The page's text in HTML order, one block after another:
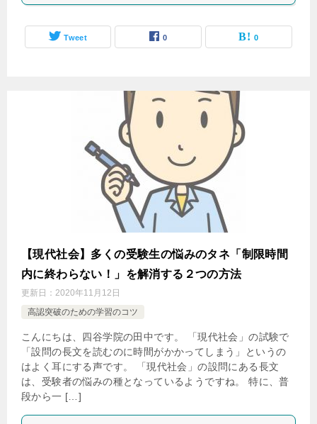
Tweet 0 0
【現代社会】多くの受験生の悩みのタネ「制限時間
内に終わらない！」を解消する２つの方法
更新日： 2020年11月12日
高認突破のための学習のコツ
こんにちは、四谷学院の田中です。 「現代社会」の試験で
「設問の長文を読むのに時間がかかってしまう」というの
はよく耳にする声です。 「現代社会」の設問にある長文
は、受験者の悩みの種となっているようですね。 特に、普
段から一 […]